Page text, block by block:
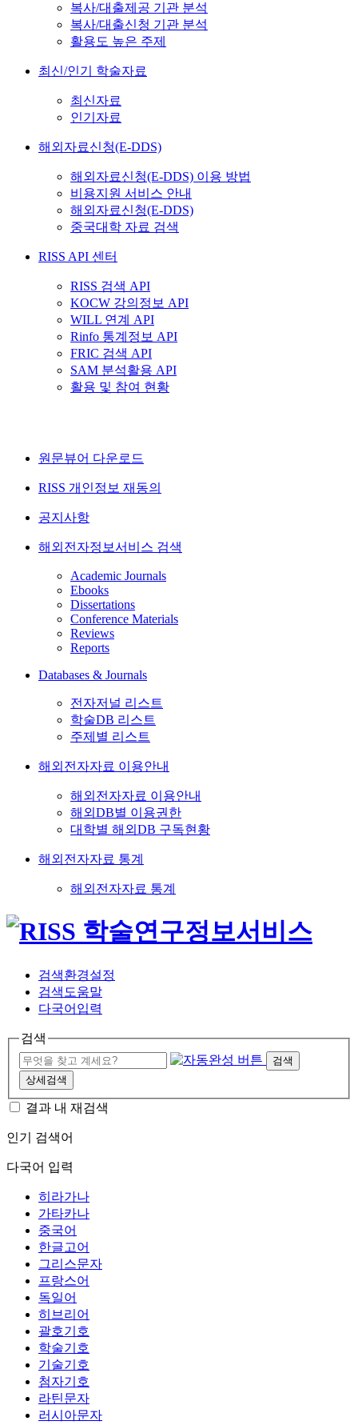
복사/대출제공 기관 분석
복사/대출신청 기관 분석
활용도 높은 주제
최신/인기 학술자료
최신자료
인기자료
해외자료신청(E-DDS)
해외자료신청(E-DDS) 이용 방법
비용지원 서비스 안내
해외자료신청(E-DDS)
중국대학 자료 검색
RISS API 센터
RISS 검색 API
KOCW 강의정보 API
WILL 연계 API
Rinfo 통계정보 API
FRIC 검색 API
SAM 분석활용 API
활용 및 참여 현황
원문뷰어 다운로드
RISS 개인정보 재동의
공지사항
해외전자정보서비스 검색
Academic Journals
Ebooks
Dissertations
Conference Materials
Reviews
Reports
Databases & Journals
전자저널 리스트
학술DB 리스트
주제별 리스트
해외전자자료 이용안내
해외전자자료 이용안내
해외DB별 이용권한
대학별 해외DB 구독현황
해외전자자료 통계
해외전자자료 통계
검색환경설정
검색도움말
다국어입력
검색
검색
상세검색
결과 내 재검색
인기 검색어
다국어 입력
히라가나
가타카나
중국어
한글고어
그리스문자
프랑스어
독일어
히브리어
괄호기호
학술기호
기술기호
첨자기호
라틴문자
러시아문자